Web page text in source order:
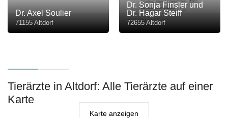
Dr. Axel Soulier
71155 Altdorf
Dr. Sonja Finsler und
Dr. Hagar Steiff
72655 Altdorf
Tierärzte in Altdorf: Alle Tierärzte auf einer
Karte
Karte anzeigen